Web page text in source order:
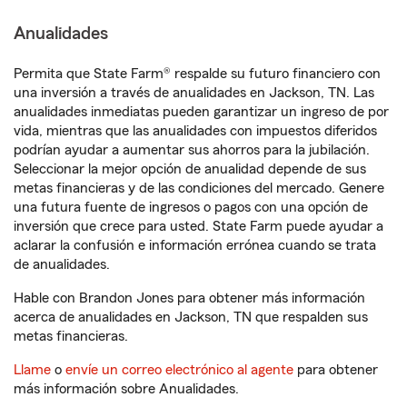
Anualidades
Permita que State Farm® respalde su futuro financiero con
una inversión a través de anualidades en Jackson, TN. Las
anualidades inmediatas pueden garantizar un ingreso de por
vida, mientras que las anualidades con impuestos diferidos
podrían ayudar a aumentar sus ahorros para la jubilación.
Seleccionar la mejor opción de anualidad depende de sus
metas financieras y de las condiciones del mercado. Genere
una futura fuente de ingresos o pagos con una opción de
inversión que crece para usted. State Farm puede ayudar a
aclarar la confusión e información errónea cuando se trata
de anualidades.
Hable con Brandon Jones para obtener más información
acerca de anualidades en Jackson, TN que respalden sus
metas financieras.
Llame o envíe un correo electrónico al agente para obtener
más información sobre Anualidades.